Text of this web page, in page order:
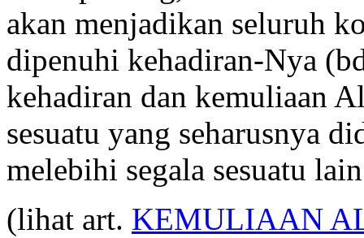
akan menjadikan seluruh
dipenuhi kehadiran-Nya
kehadiran dan kemuliaan
sesuatu yang seharusnya
melebihi segala sesuatu lain
(lihat art. KEMULIAAN